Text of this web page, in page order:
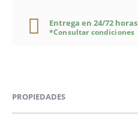
Entrega en 24/72 horas
*Consultar condiciones
PROPIEDADES